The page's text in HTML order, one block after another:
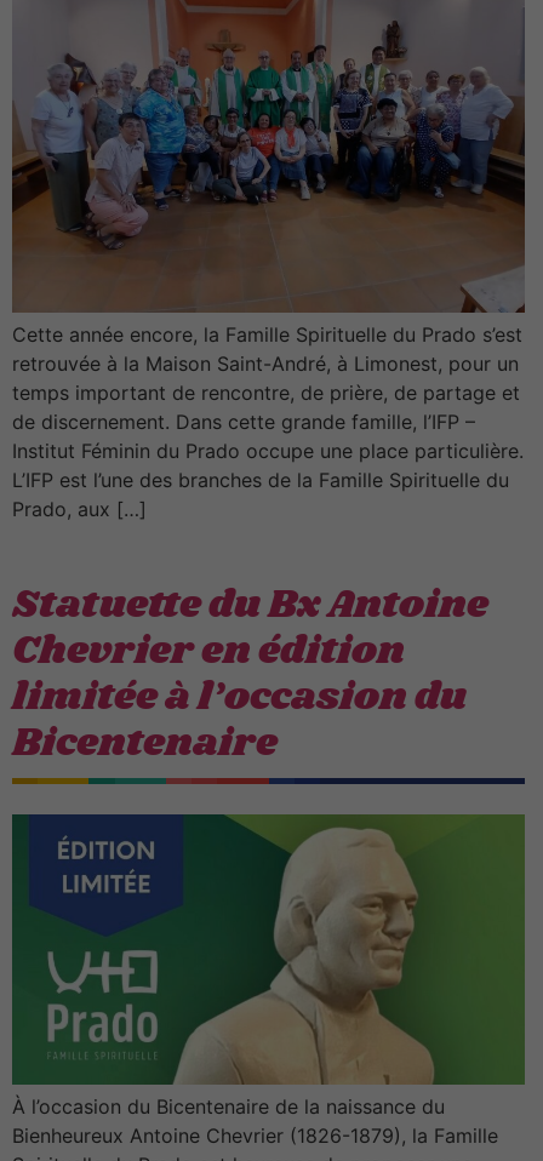
Cette année encore, la Famille Spirituelle du Prado s’est
retrouvée à la Maison Saint-André, à Limonest, pour un
temps important de rencontre, de prière, de partage et
de discernement. Dans cette grande famille, l’IFP –
Institut Féminin du Prado occupe une place particulière.
L’IFP est l’une des branches de la Famille Spirituelle du
Prado, aux […]
Statuette du Bx Antoine
Chevrier en édition
limitée à l’occasion du
Bicentenaire
À l’occasion du Bicentenaire de la naissance du
Bienheureux Antoine Chevrier (1826-1879), la Famille